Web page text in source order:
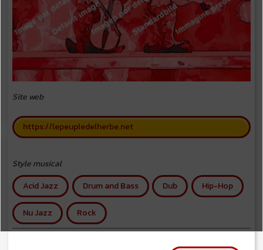
Site web
https://lepeupledelherbe.net
Style musical
Acid Jazz
Drum and Bass Dub Hip-Hop
Nu Jazz Rock